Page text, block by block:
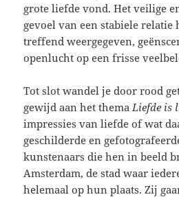
grote liefde vond. Het veilige
gevoel van een stabiele relatie
treffend weergegeven,
openlucht op een frisse
Tot slot wandel je door rood
gewijd aan het thema Liefde is
impressies van liefde of wat
geschilderde en
kunstenaars die hen in beeld
Amsterdam, de stad waar
helemaal op hun plaats. Zij